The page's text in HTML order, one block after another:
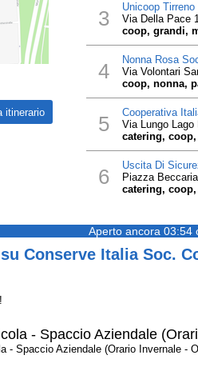
3 Unicoop
Via Della Pace
coop, grandi,
4 Nonna Rosa
Via Volontari
coop, nonna,
5 Cooperativa
Via Lungo Lago
catering,
6 Uscita Di
Piazza
catering,
Aperto ancora 03:54
Conserve Italia Soc.
- Spaccio Aziendale
- Spaccio Aziendale (Orario Invernale -